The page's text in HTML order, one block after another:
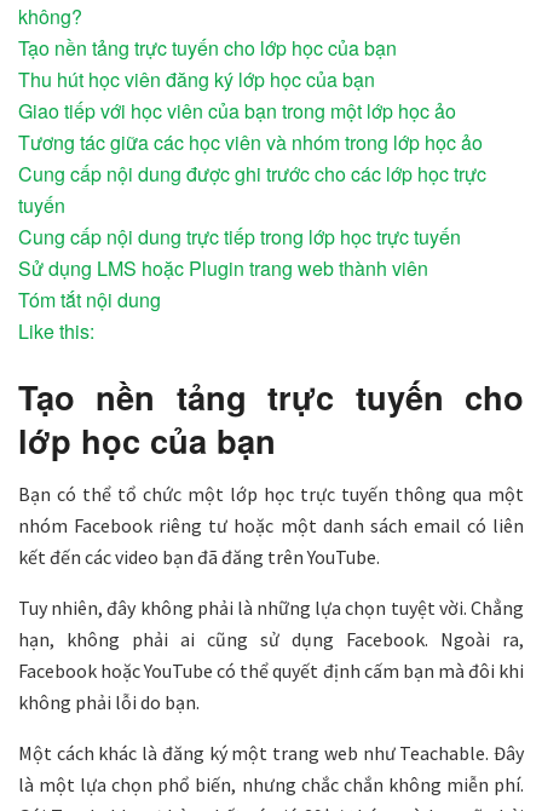
không?
Tạo nền tảng trực tuyến cho lớp học của bạn
Thu hút học viên đăng ký lớp học của bạn
Giao tiếp với học viên của bạn trong một lớp học ảo
Tương tác giữa các học viên và nhóm trong lớp học ảo
Cung cấp nội dung được ghi trước cho các lớp học trực
tuyến
Cung cấp nội dung trực tiếp trong lớp học trực tuyến
Sử dụng LMS hoặc Plugin trang web thành viên
Tóm tắt nội dung
Like this:
Tạo nền tảng trực tuyến cho
lớp học của bạn
Bạn có thể tổ chức một lớp học trực tuyến thông qua một
nhóm Facebook riêng tư hoặc một danh sách email có liên
kết đến các video bạn đã đăng trên YouTube.
Tuy nhiên, đây không phải là những lựa chọn tuyệt vời. Chẳng
hạn, không phải ai cũng sử dụng Facebook. Ngoài ra,
Facebook hoặc YouTube có thể quyết định cấm bạn mà đôi khi
không phải lỗi do bạn.
Một cách khác là đăng ký một trang web như Teachable. Đây
là một lựa chọn phổ biến, nhưng chắc chắn không miễn phí.